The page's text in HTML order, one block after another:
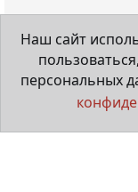
29 июня 2026
Наш сайт
персональных